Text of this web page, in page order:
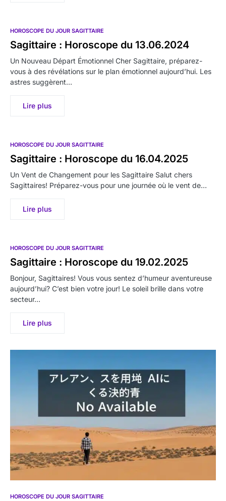
HOROSCOPE DU JOUR SAGITTAIRE
Sagittaire : Horoscope du 13.06.2024
Un Nouveau Départ Émotionnel Cher Sagittaire, préparez-
vous à des révélations sur le plan émotionnel aujourd’hui. Les
astres suggèrent…
Lire plus
HOROSCOPE DU JOUR SAGITTAIRE
Sagittaire : Horoscope du 16.04.2025
Un Vent de Changement pour les Sagittaire Salut chers
Sagittaires! Préparez-vous pour une journée où le vent de…
Lire plus
HOROSCOPE DU JOUR SAGITTAIRE
Sagittaire : Horoscope du 19.02.2025
Bonjour, Sagittaires! Vous vous sentez d’humeur aventureuse
aujourd’hui? C’est bien votre jour! Le soleil brille dans votre
secteur…
Lire plus
HOROSCOPE DU JOUR SAGITTAIRE